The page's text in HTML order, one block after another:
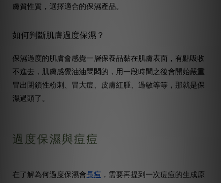
膚質性質，選擇適合的保濕產品。
如何判斷肌膚過度保濕？
保濕過度的肌膚會感覺一層保養品黏在肌膚表面，有點吸收
不進去，肌膚感覺油油悶悶的，用一段時間之後會開始嚴重
冒出閉鎖性粉刺、冒大痘、皮膚紅腫、過敏等等，那就是保
濕過頭了。
過度保濕與痘痘
在了解為何過度保濕會長痘 ，需要再提到一次痘痘的生成原